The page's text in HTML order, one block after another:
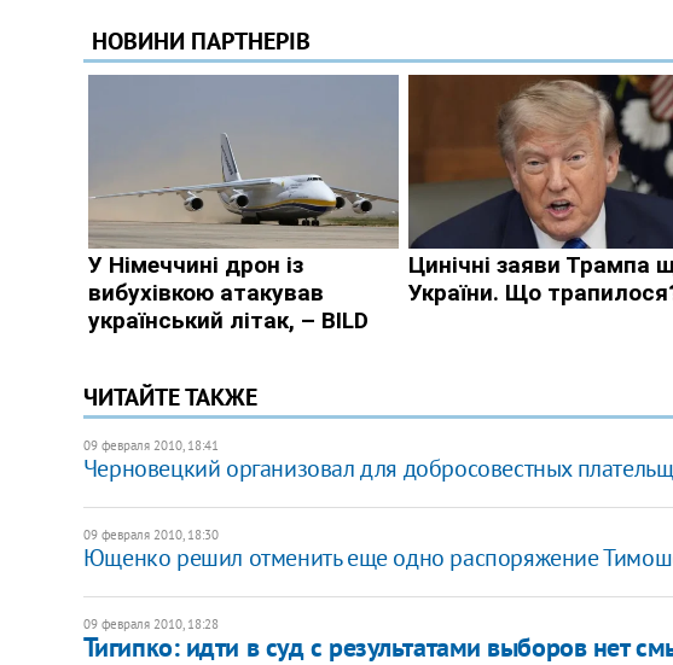
ЧИТАЙТЕ ТАКЖЕ
09 февраля 2010, 18:41
Черновецкий организовал для добросовестных
09 февраля 2010, 18:30
Ющенко решил отменить еще одно распоряжение
09 февраля 2010, 18:28
Тигипко: идти в суд с результатами выборов нет